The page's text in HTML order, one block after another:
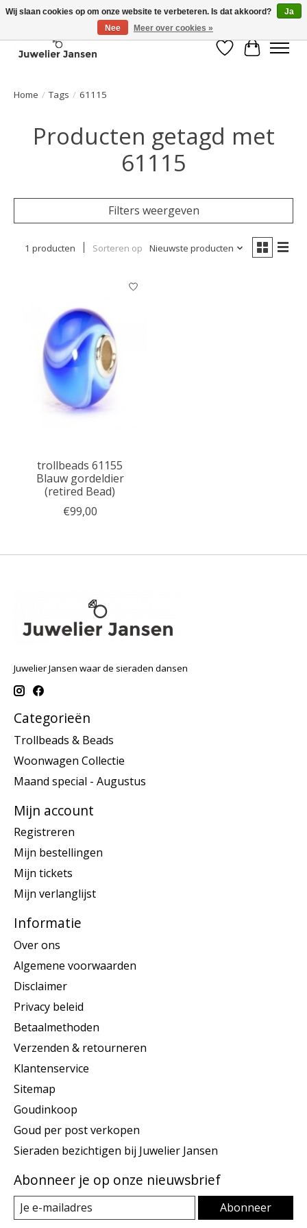
Verlanglijst
Home / Tags / 61115
Producten getagd met
61115
Filters weergeven
1 producten Sorteren op Nieuwste producten
trollbeads 61155
Blauw gordeldier
(retired Bead)
€99,00
Juwelier Jansen waar de sieraden dansen
Categorieën
Trollbeads & Beads
Woonwagen Collectie
Maand special - Augustus
Mijn account
Registreren
Mijn bestellingen
Mijn tickets
Mijn verlanglijst
Informatie
Over ons
Algemene voorwaarden
Disclaimer
Privacy beleid
Betaalmethoden
Verzenden & retourneren
Klantenservice
Sitemap
Goudinkoop
Goud per post verkopen
Sieraden bezichtigen bij Juwelier Jansen
Abonneer je op onze nieuwsbrief
Abonneer
Wij slaan cookies op om onze website te verbeteren. Is dat akkoord?
Ja
Nee
Meer over cookies »